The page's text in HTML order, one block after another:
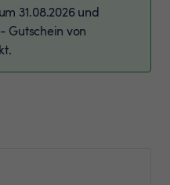
31.08.2026 und
Gutschein von